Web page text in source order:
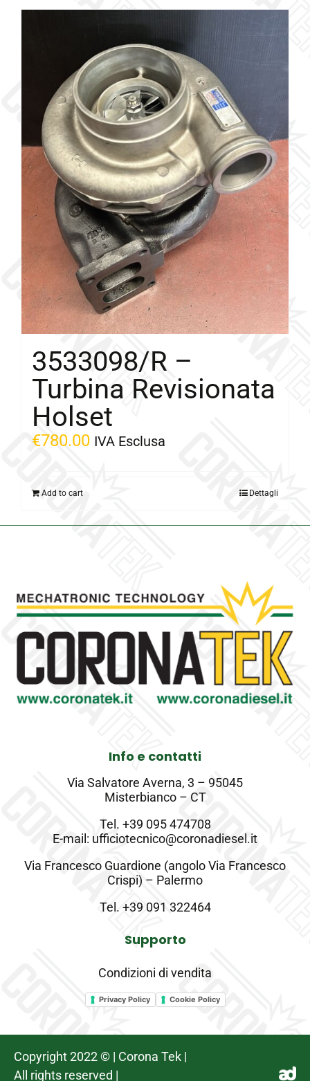
3533098/R –
Turbina Revisionata
Holset
€780.00 IVA Esclusa
Add to cart Dettagli
Info e contatti
Via Salvatore Averna, 3 – 95045
Misterbianco – CT
Tel. +39 095 474708
E-mail: ufficiotecnico@coronadiesel.it
Via Francesco Guardione (angolo Via Francesco
Crispi) – Palermo
Tel. +39 091 322464
Supporto
Condizioni di vendita
Privacy Policy Cookie Policy
Copyright 2022 © | Corona Tek |
All rights reserved |